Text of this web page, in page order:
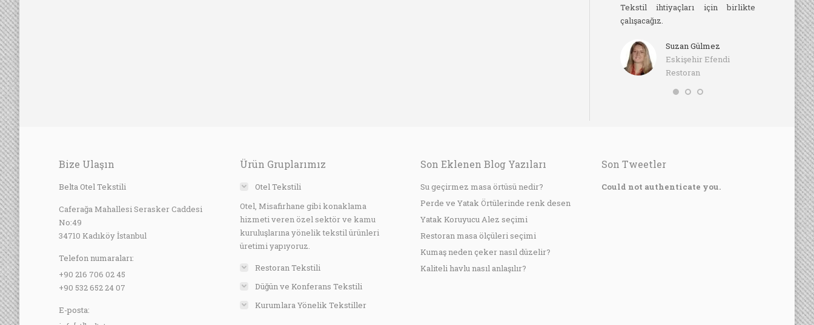
Tekstil ihtiyaçları için birlikte
çalışacağız.
Suzan Gülmez
Eskişehir Efendi
Restoran
vardı. Çok
herkese
Bize Ulaşın
Belta Otel Tekstili
Caferağa Mahallesi Serasker Caddesi
No:49
34710 Kadıköy İstanbul
Telefon numaraları:
+90 216 706 02 45
+90 532 652 24 07
E-posta:
Ürün Gruplarımız
Otel Tekstili
Otel, Misafirhane gibi konaklama
hizmeti veren özel sektör ve kamu
kuruluşlarına yönelik tekstil ürünleri
üretimi yapıyoruz.
Restoran Tekstili
Düğün ve Konferans Tekstili
Kurumlara Yönelik Tekstiller
Son Eklenen Blog Yazıları
Su geçirmez masa örtüsü nedir?
Perde ve Yatak Örtülerinde renk desen
Yatak Koruyucu Alez seçimi
Restoran masa ölçüleri seçimi
Kumaş neden çeker nasıl düzelir?
Kaliteli havlu nasıl anlaşılır?
Son Tweetler
Could not authenticate you.